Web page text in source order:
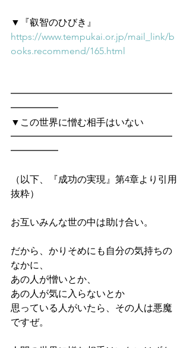
▼『叡智のひびき』
https://www.tempukai.or.jp/mail_link/b
ooks.recommend/165.html
━━━━━━━━━━━━━━━━━
━━━━━
▼この世界に憎む相手はいない
━━━━━━━━━━━━━━━━━
━━━━━
（以下、『成功の実現』第4章より引用
抜粋）
お互いみんな世の中は助け合い。
だから、かりそめにも自分の気持ちの
なかに、
あの人が憎いとか、
あの人が気に入らないとか
思っている人がいたら、その人は悪魔
ですぜ。